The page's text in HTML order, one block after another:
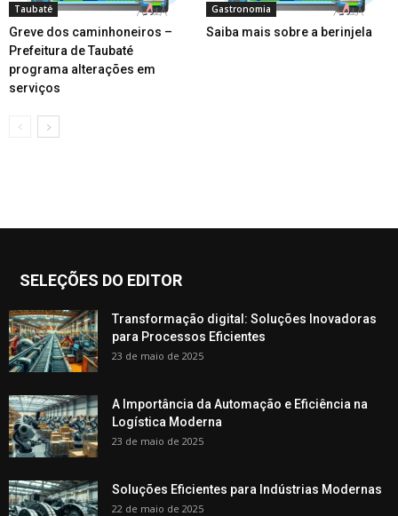
Taubaté
Greve dos caminhoneiros –
Prefeitura de Taubaté
programa alterações em
serviços
Gastronomia
Saiba mais sobre a berinjela
SELEÇÕES DO EDITOR
Transformação digital: Soluções Inovadoras
para Processos Eficientes
23 de maio de 2025
A Importância da Automação e Eficiência na
Logística Moderna
23 de maio de 2025
Soluções Eficientes para Indústrias Modernas
22 de maio de 2025